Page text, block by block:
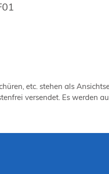
etc. stehen als
versendet. Es werden